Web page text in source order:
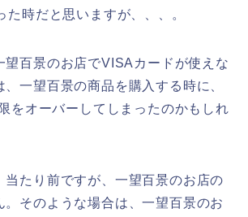
た時だと思いますが、、、。
望百景のお店でVISAカードが使えな
一望百景の商品を購入する時に、
をオーバーしてしまったのかもしれ
当たり前ですが、一望百景のお店の
。そのような場合は、一望百景のお